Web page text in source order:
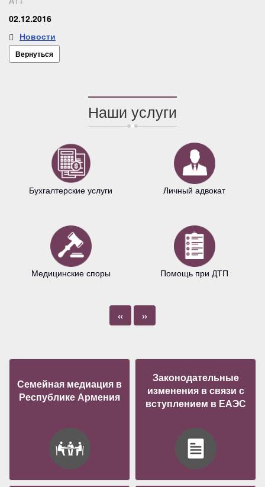
02.12.2016
Новости
Вернуться
Наши услуги
Бухгалтерские услуги
Медицинские споры
Личный адвокат
Помощь при ДТП
« »
Семейная медиация в
Республике Армения
Законодательные
изменения в связи с
вступлением в ЕАЭС